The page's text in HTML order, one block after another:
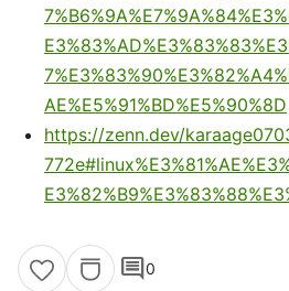
AE%E5%91%BD%E5%90%8D
https://zenn.dev/
comment0